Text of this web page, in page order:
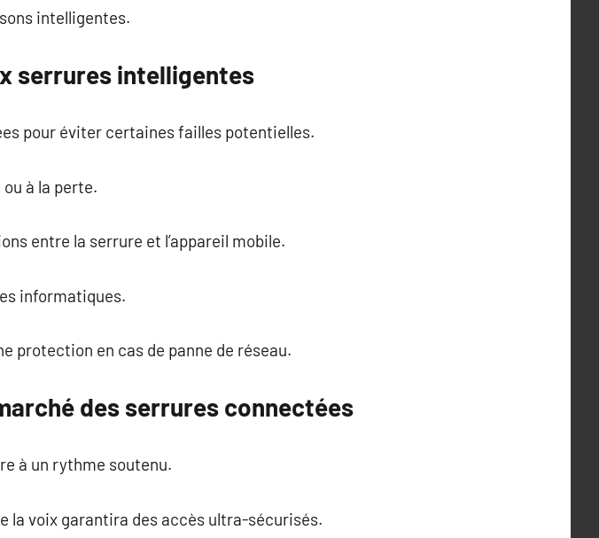
intelligentes.
serrures intelligentes
pour éviter certaines failles potentielles.
à la perte.
entre la serrure et l’appareil mobile.
informatiques.
protection en cas de panne de réseau.
des serrures connectées
à un rythme soutenu.
la voix garantira des accès ultra-sécurisés.